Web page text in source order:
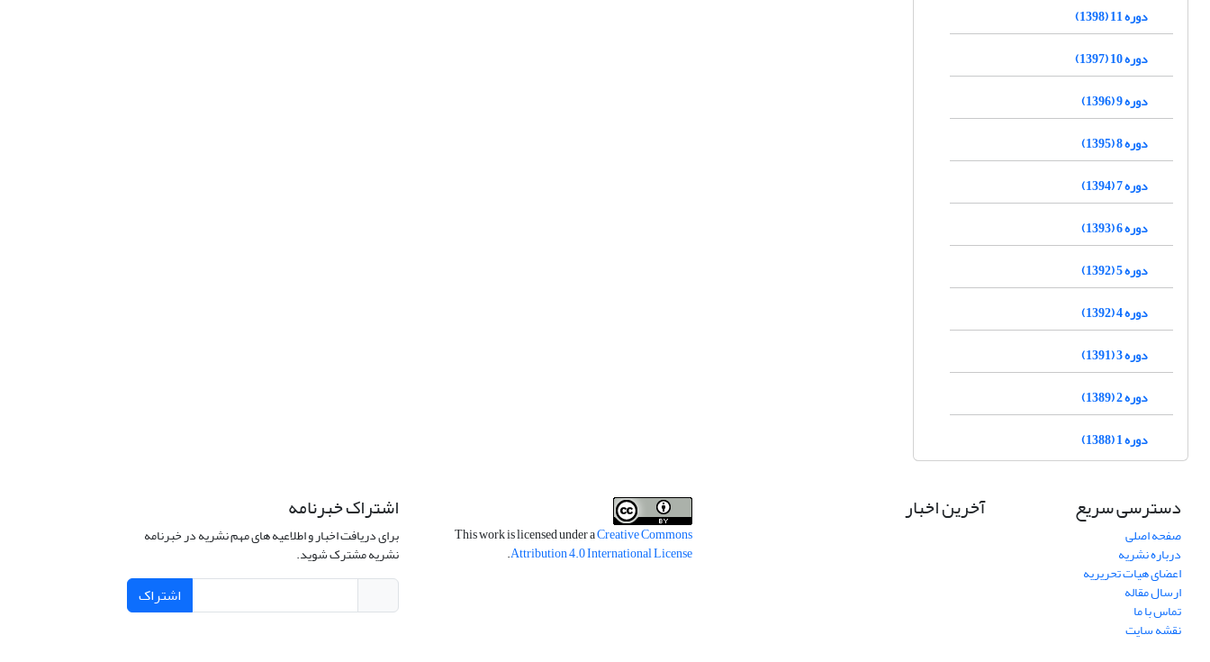
دوره 11 (1398)
دوره 10 (1397)
دوره 9 (1396)
دوره 8 (1395)
دوره 7 (1394)
دوره 6 (1393)
دوره 5 (1392)
دوره 4 (1392)
دوره 3 (1391)
دوره 2 (1389)
دوره 1 (1388)
دسترسی سریع
صفحه اصلی
درباره نشریه
اعضای هیات تحریریه
ارسال مقاله
تماس با ما
نقشه سایت
آخرین اخبار
This work is licensed under aCreative Commons
Attribution 4.0 International License
.
اشتراک خبرنامه
برای دریافت اخبار و اطلاعیه های مهم نشریه در خبرنامه
نشریه مشترک شوید.
اشتراک